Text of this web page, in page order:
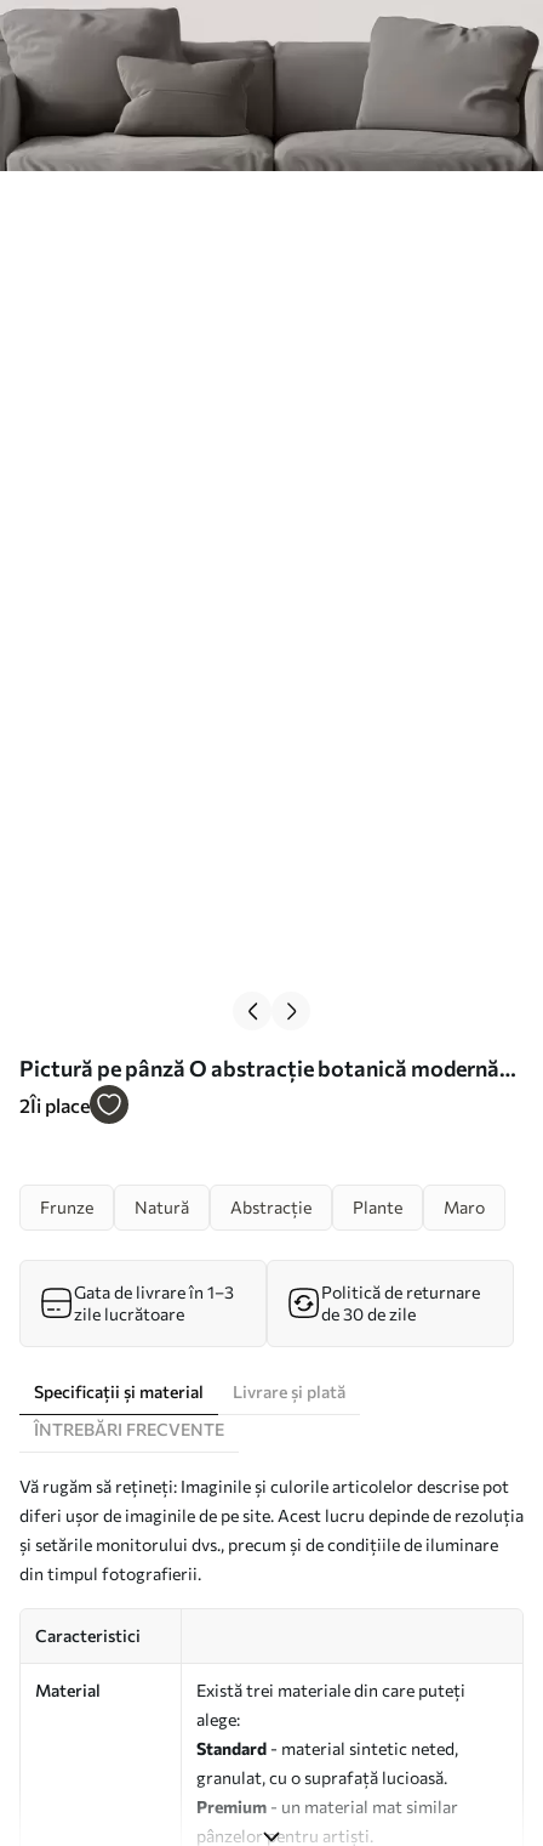
Pictură pe pânză O abstracție botanică modernă
cu frunze de bananier Nr s49350
2Îi place
Frunze Natură Abstracție Plante Maro
Gata de livrare în 1–3
zile lucrătoare
Politică de returnare
de 30 de zile
Specificații și material
Livrare și plată
ÎNTREBĂRI FRECVENTE
Vă rugăm să rețineți: Imaginile și culorile articolelor descrise pot
diferi ușor de imaginile de pe site. Acest lucru depinde de rezoluția
și setările monitorului dvs., precum și de condițiile de iluminare
din timpul fotografierii.
Caracteristici
Material
Există trei materiale din care puteți
alege:
Standard - material sintetic neted,
granulat, cu o suprafață lucioasă.
Premium - un material mat similar
pânzelor pentru artiști.